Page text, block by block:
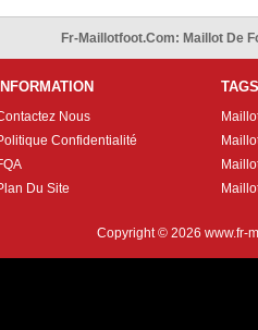
Fr-Maillotfoot.com: Maillot De
INFORMATION
Nous
Confidentialité
Du Site
TAGS
Copyright © 2026 www.fr-